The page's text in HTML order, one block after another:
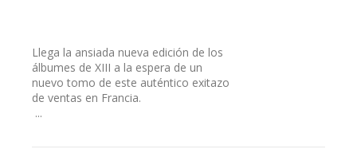
Llega la ansiada nueva edición de los
álbumes de XIII a la espera de un
nuevo tomo de este auténtico exitazo
de ventas en Francia.
...